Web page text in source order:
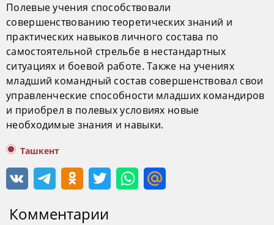
Полевые учения способствовали
совершенствованию теоретических знаний и
практических навыков личного состава по
самостоятельной стрельбе в нестандартных
ситуациях и боевой работе. Также на учениях
младший командный состав совершенствовал свои
управленческие способности младших командиров
и приобрел в полевых условиях новые
необходимые знания и навыки.
Ташкент
Комментарии